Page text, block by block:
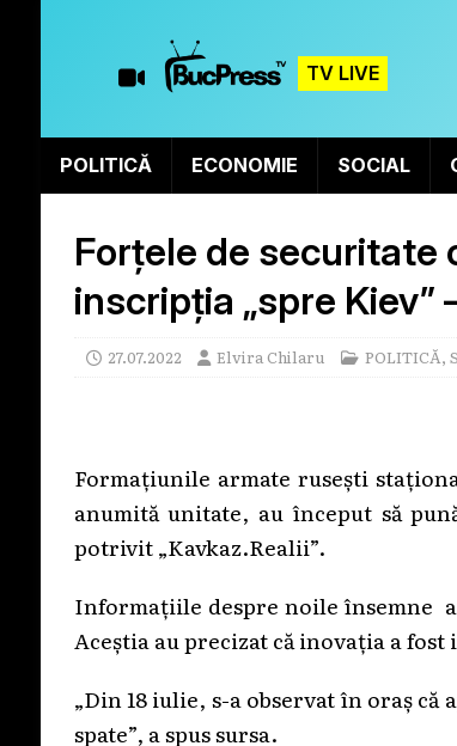
TV LIVE
POLITICĂ ECONOMIE SOCIAL
Forțele de securitate
inscripția „spre Kiev”
27.07.2022 Elvira Chilaru POLITICĂ,
Formațiunile armate rusești
anumită unitate, au început să
potrivit „Kavkaz.Realii”.
Informațiile despre noile însemne
Aceștia au precizat că inovația a
„Din 18 iulie, s-a observat în oraș
spate”, a spus sursa.